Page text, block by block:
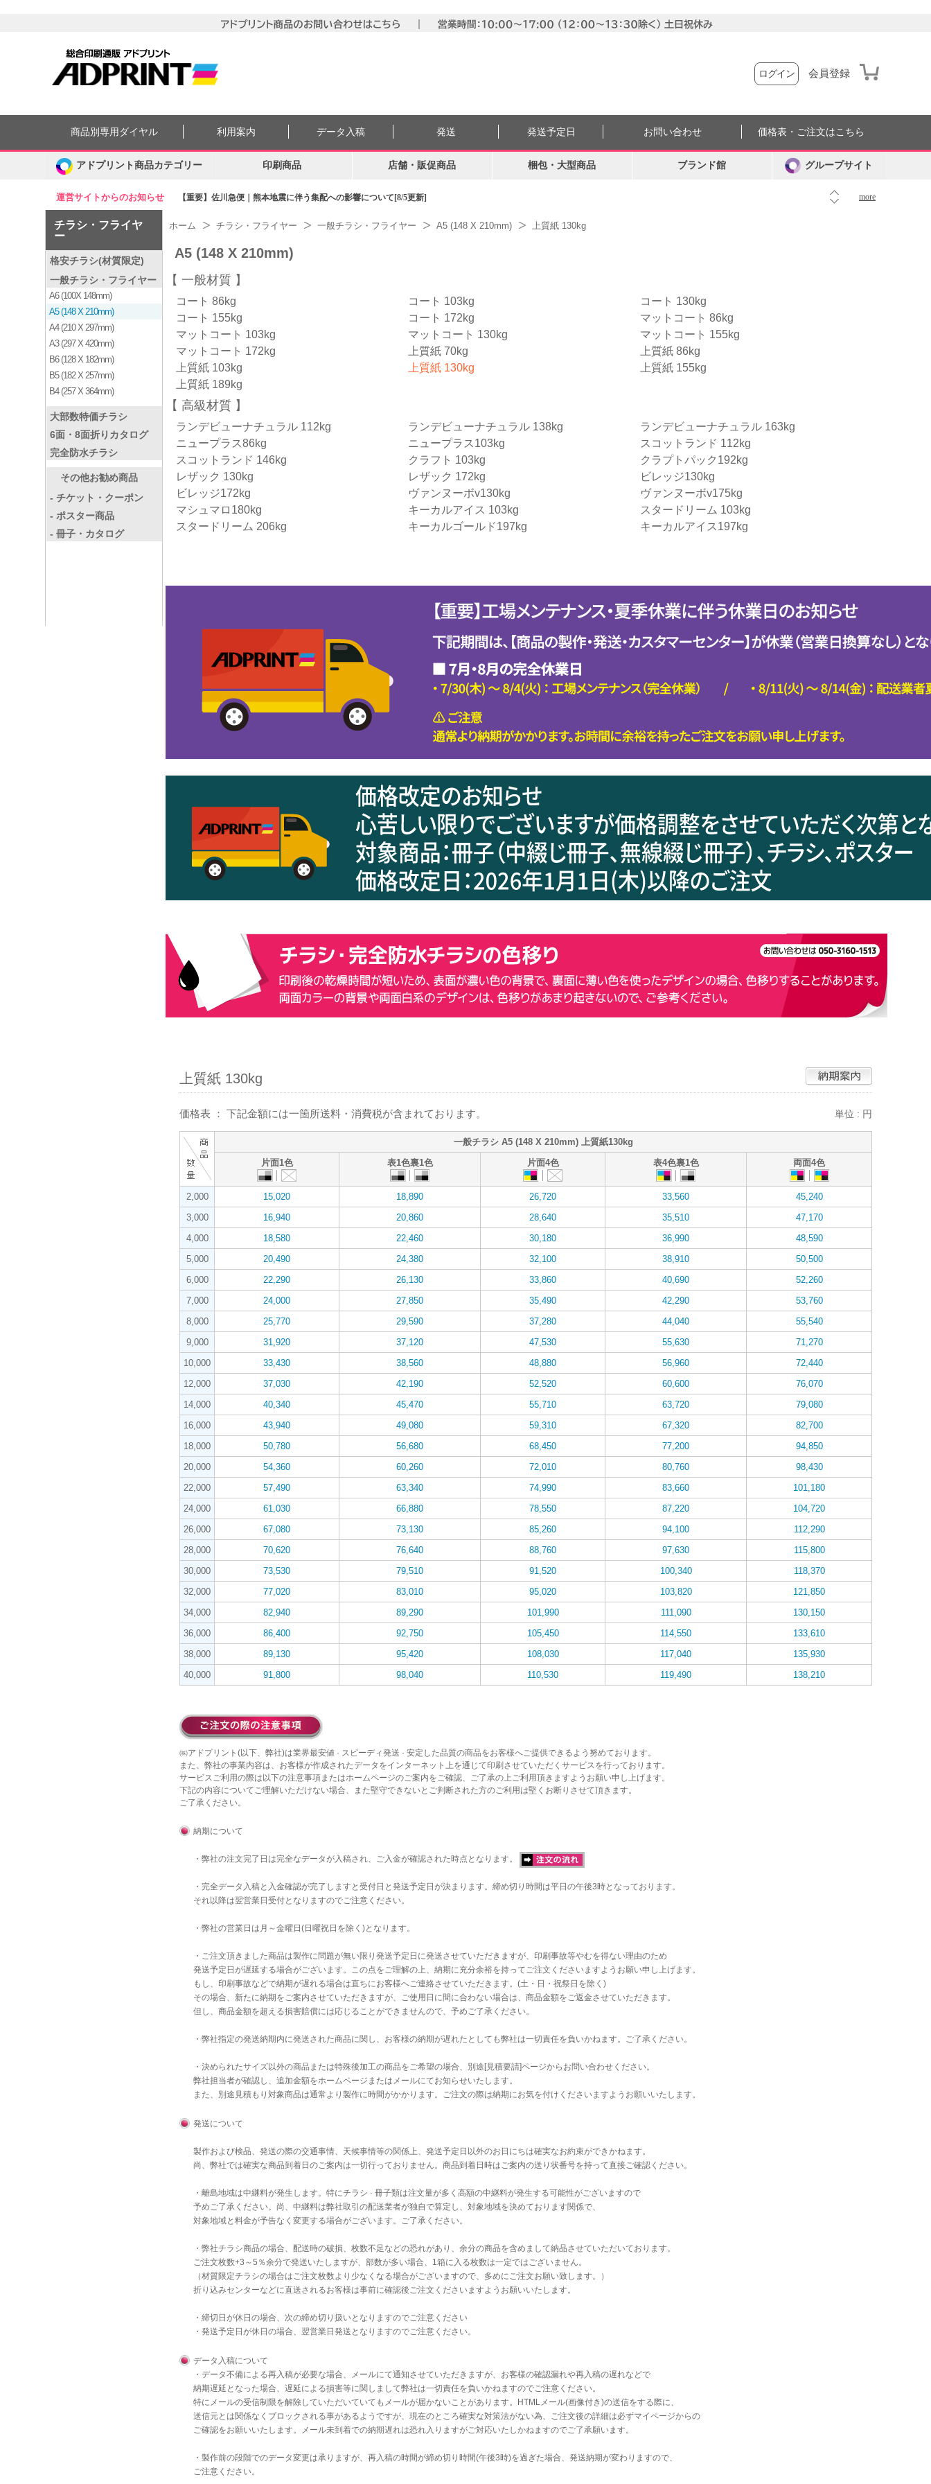
ログイン 会員登録
運営サイトからのお知らせ 【重要】佐川急便｜熊本地震に伴う集配への影響について[8/5更新] more
商品別専用ダイヤル 利用案内 データ入稿 発送 発送予定日 お問い合わせ 価格表・ご注文はこちら
アドプリント商品カテゴリー 印刷商品 店舗・販促商品 梱包・大型商品 ブランド館 グループサイト
チラシ・フライヤ
ー
格安チラシ(材質限定)
一般チラシ・フライヤー
A6 (100X 148mm)
A5 (148 X 210mm)
A4 (210 X 297mm)
A3 (297 X 420mm)
B6 (128 X 182mm)
B5 (182 X 257mm)
B4 (257 X 364mm)
大部数特価チラシ
6面・8面折りカタログ
完全防水チラシ
その他お勧め商品
- チケット・クーポン
- ポスター商品
- 冊子・カタログ
ホーム チラシ・フライヤー 一般チラシ・フライヤー A5 (148 X 210mm) 上質紙 130kg
A5 (148 X 210mm)
一般材質
コート 86kg コート 103kg
コート 130kg
コート 155kg
コート 172kg
マットコート 86kg
マットコート 103kg
マットコート 130kg
マットコート 155kg
マットコート 172kg
上質紙 70kg
上質紙 86kg
上質紙 103kg
上質紙 130kg
上質紙 155kg
上質紙 189kg
高級材質
ランデビューナチュラル 112kg ランデビューナチュラル 138kg
ランデビューナチュラル 163kg
ニュープラス86kg
ニュープラス103kg
スコットランド 112kg
スコットランド 146kg
クラフト 103kg
クラプトパック192kg
レザック 130kg
レザック 172kg
ビレッジ130kg
ビレッジ172kg
ヴァンヌーボv130kg
ヴァンヌーボv175kg
マシュマロ180kg
キーカルアイス 103kg
スタードリーム 103kg
スタードリーム 206kg
キーカルゴールド197kg キーカルアイス197kg
上質紙 130kg
価格表 ： 下記金額には一箇所送料・消費税が含まれております。 単位 : 円
一般チラシ A5 (148 X 210mm) 上質紙130kg
片面1色
表1色裏1色 片面4色 表4色裏1色 両面4色
2,000 15,020 18,890 26,720 33,560
45,240
3,000
16,940 20,860 28,640 35,510
47,170
4,000
18,580 22,460 30,180 36,990
48,590
5,000
20,490 24,380 32,100 38,910
50,500
6,000
22,290 26,130 33,860 40,690
52,260
7,000
24,000 27,850 35,490 42,290
53,760
8,000
25,770 29,590 37,280 44,040
55,540
9,000
31,920 37,120 47,530 55,630
71,270
10,000
33,430 38,560 48,880 56,960
72,440
12,000
37,030 42,190 52,520 60,600
76,070
14,000
40,340 45,470 55,710 63,720
79,080
16,000
43,940 49,080 59,310 67,320
82,700
18,000
50,780 56,680 68,450 77,200
94,850
20,000
54,360 60,260 72,010 80,760
98,430
22,000
57,490 63,340 74,990 83,660
101,180
24,000
61,030 66,880 78,550 87,220
104,720
26,000
67,080 73,130 85,260 94,100
112,290
28,000
70,620 76,640 88,760 97,630
115,800
30,000
73,530 79,510 91,520 100,340
118,370
32,000
77,020 83,010 95,020 103,820
121,850
34,000
82,940 89,290 101,990 111,090
130,150
36,000
86,400 92,750 105,450 114,550
133,610
38,000
89,130 95,420 108,030 117,040
135,930
40,000
91,800 98,040 110,530 119,490 138,210
㈱アドプリント(以下、弊社)は業界最安値 · スピーディ発送 · 安定した品質の商品をお客様へご提供できるよう努めております。
また、弊社の事業内容は、お客様が作成されたデータをインターネット上を通じて印刷させていただくサービスを行っております。
サービスご利用の際は以下の注意事項またはホームページのご案内をご確認、ご了承の上ご利用頂きますようお願い申し上げます。
下記の内容についてご理解いただけない場合、また堅守できないとご判断された方のご利用は堅くお断りさせて頂きます。
ご了承ください。
納期について
・弊社の注文完了日は完全なデータが入稿され、ご入金が確認された時点となります。
・完全データ入稿と入金確認が完了しますと受付日と発送予定日が決まります。締め切り時間は平日の午後3時となっております。
それ以降は翌営業日受付となりますのでご注意ください。
・弊社の営業日は月～金曜日(日曜祝日を除く)となります。
・ご注文頂きました商品は製作に問題が無い限り発送予定日に発送させていただきますが、印刷事故等やむを得ない理由のため
発送予定日が遅延する場合がございます。この点をご理解の上、納期に充分余裕を持ってご注文くださいますようお願い申し上げます。
もし、印刷事故などで納期が遅れる場合は直ちにお客様へご連絡させていただきます。(土・日・祝祭日を除く)
その場合、新たに納期をご案内させていただきますが、ご使用日に間に合わない場合は、商品金額をご返金させていただきます。
但し、商品金額を超える損害賠償には応じることができませんので、予めご了承ください。
・弊社指定の発送納期内に発送された商品に関し、お客様の納期が遅れたとしても弊社は一切責任を負いかねます。ご了承ください。
・決められたサイズ以外の商品または特殊後加工の商品をご希望の場合、別途[見積要請]ページからお問い合わせください。
弊社担当者が確認し、追加金額をホームページまたはメールにてお知らせいたします。
また、別途見積もり対象商品は通常より製作に時間がかかります。ご注文の際は納期にお気を付けくださいますようお願いいたします。
発送について
製作および検品、発送の際の交通事情、天候事情等の関係上、発送予定日以外のお日にちは確実なお約束ができかねます。
尚、弊社では確実な商品到着日のご案内は一切行っておりません。商品到着日時はご案内の送り状番号を持って直接ご確認ください。
・離島地域は中継料が発生します。特にチラシ · 冊子類は注文量が多く高額の中継料が発生する可能性がございますので
予めご了承ください。尚、中継料は弊社取引の配送業者が独自で算定し、対象地域を決めております関係で、
対象地域と料金が予告なく変更する場合がございます。ご了承ください。
・弊社チラシ商品の場合、配送時の破損、枚数不足などの恐れがあり、余分の商品を含めまして納品させていただいております。
ご注文枚数+3～5％余分で発送いたしますが、部数が多い場合、1箱に入る枚数は一定ではございません。
（材質限定チラシの場合はご注文枚数より少なくなる場合がございますので、多めにご注文お願い致します。）
折り込みセンターなどに直送されるお客様は事前に確認後ご注文くださいますようお願いいたします。
・締切日が休日の場合、次の締め切り扱いとなりますのでご注意ください
・発送予定日が休日の場合、翌営業日発送となりますのでご注意ください。
データ入稿について
・データ不備による再入稿が必要な場合、メールにて通知させていただきますが、お客様の確認漏れや再入稿の遅れなどで
納期遅延となった場合、遅延による損害等に関しまして弊社は一切責任を負いかねますのでご注意ください。
特にメールの受信制限を解除していただいていてもメールが届かないことがあります。HTMLメール(画像付き)の送信をする際に、
送信元とは関係なくブロックされる事があるようですが、現在のところ確実な対策法がない為、ご注文後の詳細は必ずマイページからの
ご確認をお願いいたします。メール未到着での納期遅れは恐れ入りますがご対応いたしかねますのでご了承願います。
・製作前の段階でのデータ変更は承りますが、再入稿の時間が締め切り時間(午後3時)を過ぎた場合、発送納期が変わりますので、
ご注意ください。